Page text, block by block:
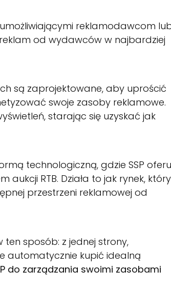
reklamodawcom
od wydawców w najbardziej
są zaprojektowane, aby uprościć
swoje zasoby reklamowe.
starając się uzyskać jak
technologiczną, gdzie SSP
RTB. Działa to jak rynek, który
przestrzeni reklamowej od
sposób: z jednej strony,
automatycznie kupić idealną
do zarządzania swoimi zasobami